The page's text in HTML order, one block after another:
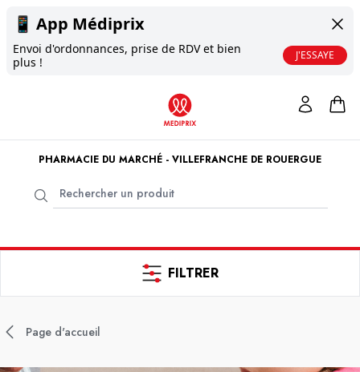
📱 App Médiprix
Envoi d'ordonnances, prise de RDV et bien
plus !
J'ESSAYE
PHARMACIE DU MARCHÉ - VILLEFRANCHE DE ROUERGUE
FILTRER
Page d'accueil